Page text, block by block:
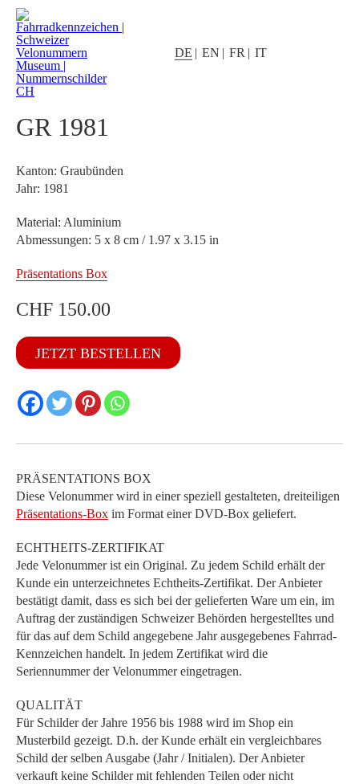
DE EN FR IT
GR 1981
Kanton: Graubünden
Jahr: 1981
Material: Aluminium
Abmessungen: 5 x 8 cm / 1.97 x 3.15 in
Präsentations Box
CHF 150.00
GR
1981
Menge
JETZT BESTELLEN
PRÄSENTATIONS BOX
Diese Velonummer wird in einer speziell gestalteten, dreiteiligen
Präsentations-Box im Format einer DVD-Box geliefert.
ECHTHEITS-ZERTIFIKAT
Jede Velonummer ist ein Original. Zu jedem Schild erhält der
Kunde ein unterzeichnetes Echtheits-Zertifikat. Der Anbieter
bestätigt damit, dass es sich bei der gelieferten Ware um ein, im
Auftrag der zuständigen Schweizer Behörden hergestelltes und
für das auf dem Schild angegebene Jahr ausgegebenes Fahrrad-
Kennzeichen handelt. In jedem Zertifikat wird die
Seriennummer der Velonummer eingetragen.
QUALITÄT
Für Schilder der Jahre 1956 bis 1988 wird im Shop ein
Musterbild gezeigt. D.h. der Kunde erhält ein vergleichbares
Schild der selben Ausgabe (Jahr / Initialen). Der Anbieter
verkauft keine Schilder mit fehlenden Teilen oder nicht